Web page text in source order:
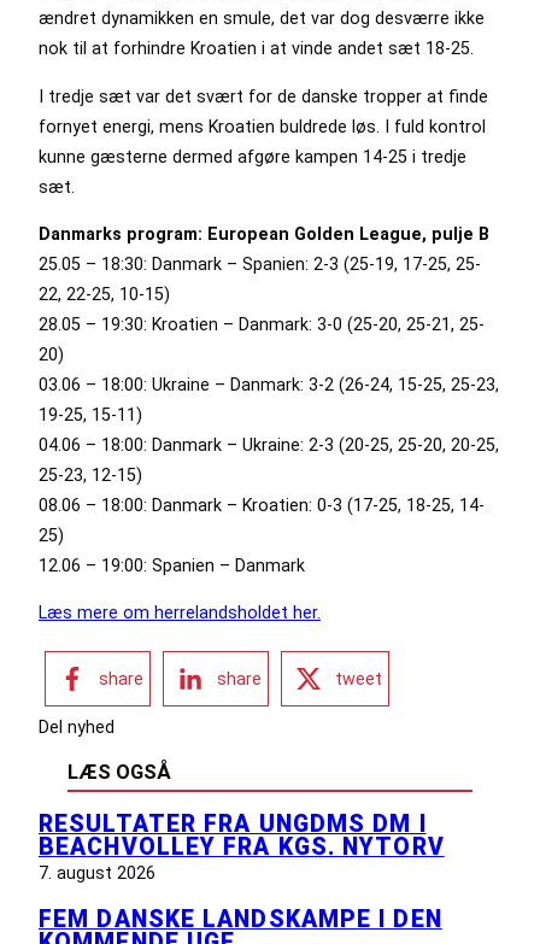
ændret dynamikken en smule, det var dog desværre ikke
nok til at forhindre Kroatien i at vinde andet sæt 18-25.
I tredje sæt var det svært for de danske tropper at finde
fornyet energi, mens Kroatien buldrede løs. I fuld kontrol
kunne gæsterne dermed afgøre kampen 14-25 i tredje
sæt.
Danmarks program: European Golden League, pulje B
25.05 – 18:30: Danmark – Spanien: 2-3 (25-19, 17-25, 25-
22, 22-25, 10-15)
28.05 – 19:30: Kroatien – Danmark: 3-0 (25-20, 25-21, 25-
20)
03.06 – 18:00: Ukraine – Danmark: 3-2 (26-24, 15-25, 25-23,
19-25, 15-11)
04.06 – 18:00: Danmark – Ukraine: 2-3 (20-25, 25-20, 20-25,
25-23, 12-15)
08.06 – 18:00: Danmark – Kroatien: 0-3 (17-25, 18-25, 14-
25)
12.06 – 19:00: Spanien – Danmark
Læs mere om herrelandsholdet her.
share share tweet
Del nyhed
LÆS OGSÅ
RESULTATER FRA UNGDMS DM I
BEACHVOLLEY FRA KGS. NYTORV
7. august 2026
FEM DANSKE LANDSKAMPE I DEN